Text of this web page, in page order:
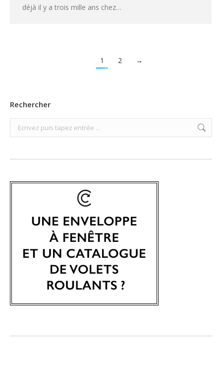
déjà il y a trois mille ans chez…
1 2 →
Rechercher
Search: